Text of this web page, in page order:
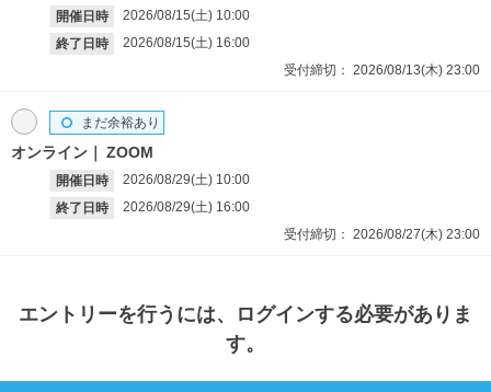
開催日時 2026/08/15(土) 10:00
終了日時
2026/08/15(土) 16:00
受付締切： 2026/08/13(木) 23:00
オンライン ZOOM
開催日時 2026/08/29(土) 10:00
終了日時
2026/08/29(土) 16:00
まだ余裕あり
受付締切： 2026/08/27(木) 23:00
エントリーを行うには、ログインする必要がありま
す。